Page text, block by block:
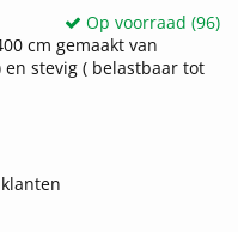
Op voorraad (96)
cm gemaakt van
stevig ( belastbaar tot